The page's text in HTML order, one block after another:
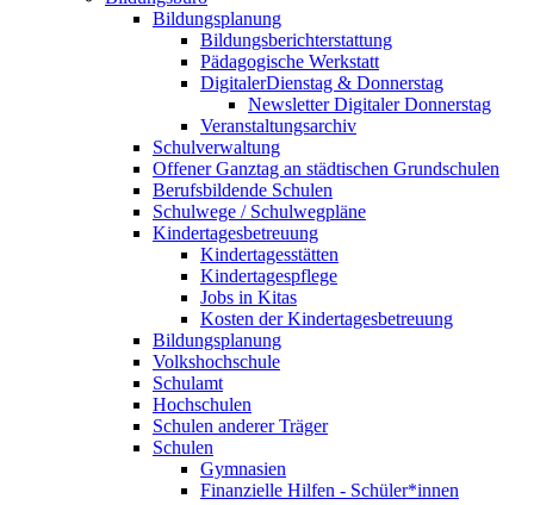
Bildungsplanung
Bildungsberichterstattung
Pädagogische Werkstatt
DigitalerDienstag & Donnerstag
Newsletter Digitaler Donnerstag
Veranstaltungsarchiv
Schulverwaltung
Offener Ganztag an städtischen Grundschulen
Berufsbildende Schulen
Schulwege / Schulwegpläne
Kindertagesbetreuung
Kindertagesstätten
Kindertagespflege
Jobs in Kitas
Kosten der Kindertagesbetreuung
Bildungsplanung
Volkshochschule
Schulamt
Hochschulen
Schulen anderer Träger
Schulen
Gymnasien
Finanzielle Hilfen - Schüler*innen